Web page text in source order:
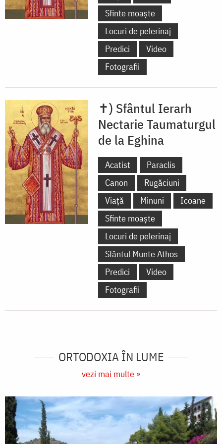
Sfinte moaște
Locuri de pelerinaj
Predici
Video
Fotografii
✝) Sfântul Ierarh
Nectarie Taumaturgul
de la Eghina
Acatist
Paraclis
Canon
Rugăciuni
Viață
Minuni
Icoane
Sfinte moaște
Locuri de pelerinaj
Sfântul Munte Athos
Predici
Video
Fotografii
ORTODOXIA ÎN LUME
vezi mai multe »